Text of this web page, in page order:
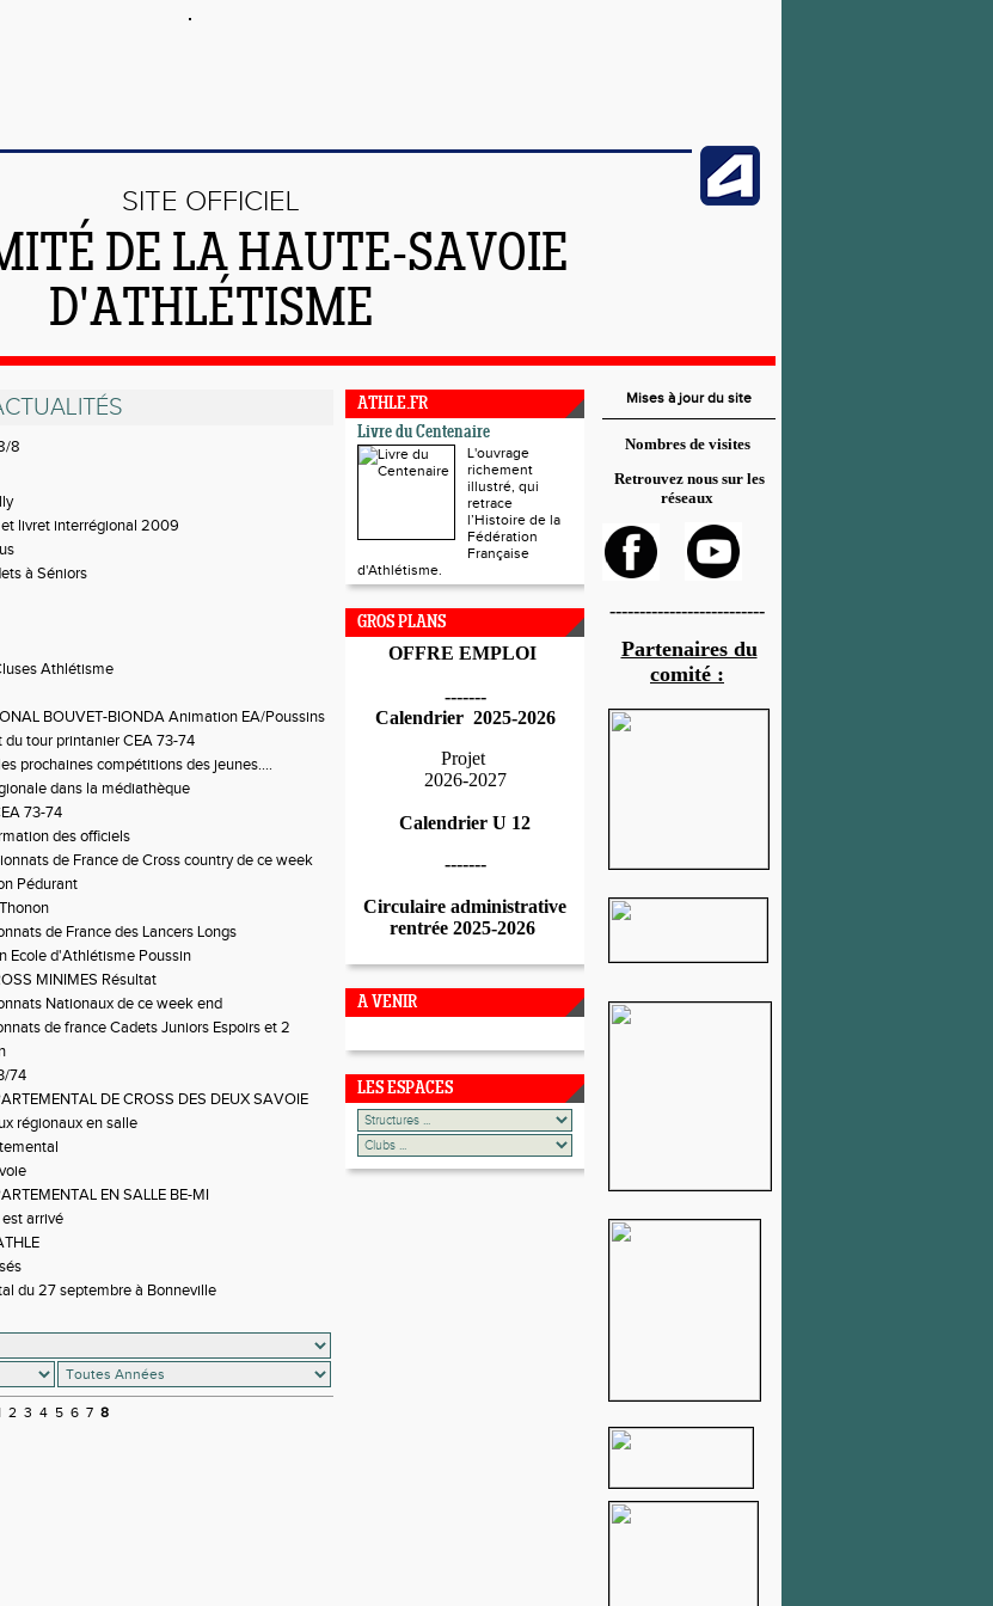
SITE OFFICIEL
DE LA HAUTE-SAVOIE
D'ATHLÉTISME
8
livret interrégional 2009
à Séniors
Athlétisme
BOUVET-BIONDA Animation EA/Poussins
tour printanier CEA 73-74
prochaines compétitions des jeunes....
dans la médiathèque
73-74
des officiels
de France de Cross country de ce week
Pédurant
de France des Lancers Longs
Ecole d'Athlétisme Poussin
MINIMES Résultat
Nationaux de ce week end
de france Cadets Juniors Espoirs et 2
74
DE CROSS DES DEUX SAVOIE
régionaux en salle
EN SALLE BE-MI
arrivé
du 27 septembre à Bonneville
2 3 4 5 6 7 8
ATHLE.FR
Livre du Centenaire
L'ouvrage
richement
illustré, qui
retrace
l’Histoire de la
Fédération
Française
d'Athlétisme.
GROS PLANS
OFFRE EMPLOI
-------
Calendrier 2025-2026
Projet
2026-2027
Calendrier U 12
-------
Circulaire administrative
rentrée 2025-2026
A VENIR
LES ESPACES
Mises à jour du site
Nombres de visites
Retrouvez nous sur les
réseaux
--------------------------
Partenaires du
comité :